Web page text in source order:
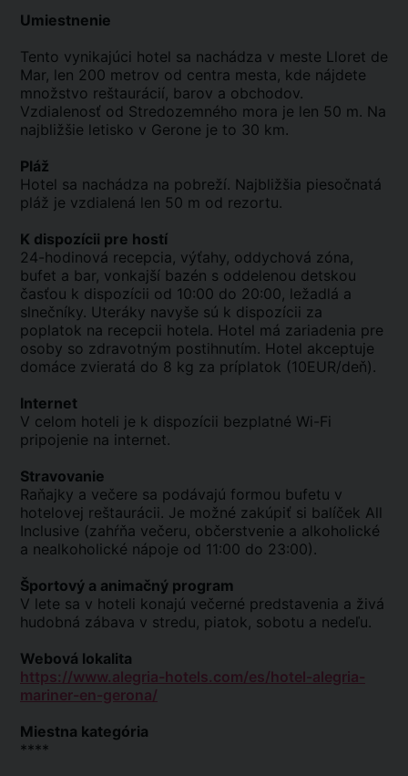
Umiestnenie
Tento vynikajúci hotel sa nachádza v meste Lloret de
Mar, len 200 metrov od centra mesta, kde nájdete
množstvo reštaurácií, barov a obchodov.
Vzdialenosť od Stredozemného mora je len 50 m. Na
najbližšie letisko v Gerone je to 30 km.
Pláž
Hotel sa nachádza na pobreží. Najbližšia piesočnatá
pláž je vzdialená len 50 m od rezortu.
K dispozícii pre hostí
24-hodinová recepcia, výťahy, oddychová zóna,
bufet a bar, vonkajší bazén s oddelenou detskou
časťou k dispozícii od 10:00 do 20:00, ležadlá a
slnečníky. Uteráky navyše sú k dispozícii za
poplatok na recepcii hotela. Hotel má zariadenia pre
osoby so zdravotným postihnutím. Hotel akceptuje
domáce zvieratá do 8 kg za príplatok (10EUR/deň).
Internet
V celom hoteli je k dispozícii bezplatné Wi-Fi
pripojenie na internet.
Stravovanie
Raňajky a večere sa podávajú formou bufetu v
hotelovej reštaurácii. Je možné zakúpiť si balíček All
Inclusive (zahŕňa večeru, občerstvenie a alkoholické
a nealkoholické nápoje od 11:00 do 23:00).
Športový a animačný program
V lete sa v hoteli konajú večerné predstavenia a živá
hudobná zábava v stredu, piatok, sobotu a nedeľu.
Webová lokalita
https://www.alegria-hotels.com/es/hotel-alegria-
mariner-en-gerona/
Miestna kategória
****